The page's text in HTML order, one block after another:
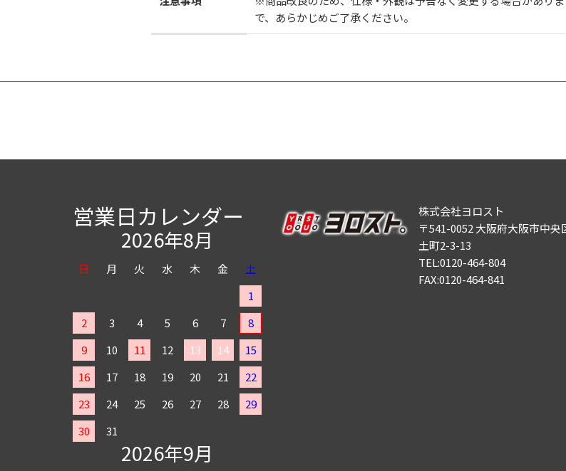
で、あらかじめご了承ください。
営業日カレンダー
2026年8月
日 月 火 水 木 金
土
1
2
3 4 5 6 7
8
9
10 11 12 13 14
15
16
17 18 19 20 21
22
23
24 25 26 27 28
29
30
31
2026年9月
株式会社ヨロスト
〒541-0052 大阪府大阪市中央
土町2-3-13
TEL:0120-464-804
FAX:0120-464-841